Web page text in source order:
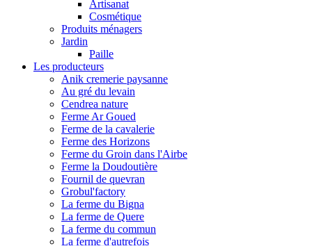
Artisanat
Cosmétique
Produits ménagers
Jardin
Paille
Les producteurs
Anik cremerie paysanne
Au gré du levain
Cendrea nature
Ferme Ar Goued
Ferme de la cavalerie
Ferme des Horizons
Ferme du Groin dans l'Airbe
Ferme la Doudoutière
Fournil de quevran
Grobul'factory
La ferme du Bigna
La ferme de Quere
La ferme du commun
La ferme d'autrefois